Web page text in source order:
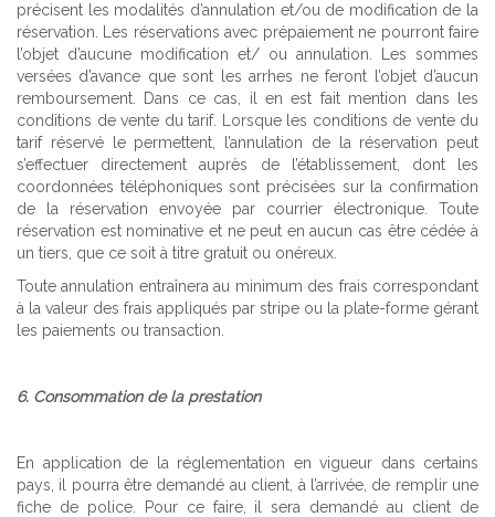
précisent les modalités d’annulation et/ou de modification de la
réservation. Les réservations avec prépaiement ne pourront faire
l’objet d’aucune modification et/ ou annulation. Les sommes
versées d’avance que sont les arrhes ne feront l’objet d’aucun
remboursement. Dans ce cas, il en est fait mention dans les
conditions de vente du tarif. Lorsque les conditions de vente du
tarif réservé le permettent, l’annulation de la réservation peut
s’effectuer directement auprès de l’établissement, dont les
coordonnées téléphoniques sont précisées sur la confirmation
de la réservation envoyée par courrier électronique. Toute
réservation est nominative et ne peut en aucun cas être cédée à
un tiers, que ce soit à titre gratuit ou onéreux.
Toute annulation entraînera au minimum des frais correspondant
à la valeur des frais appliqués par stripe ou la plate-forme gérant
les paiements ou transaction.
6. Consommation de la prestation
En application de la réglementation en vigueur dans certains
pays, il pourra être demandé au client, à l’arrivée, de remplir une
fiche de police. Pour ce faire, il sera demandé au client de